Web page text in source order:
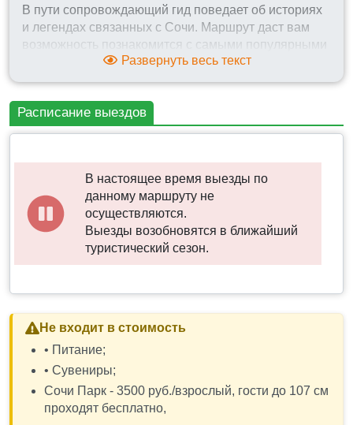
В пути сопровождающий гид поведает об историях
и легендах связанных с Сочи. Маршрут даст вам
возможность познакомится с самыми популярными
как для гостей, так и для местных жителей местами
города курорта.;
◈ Тематический парк развлечений «Сочи Парк».
Сделайте шаг навстречу сказке. Что вы видите?
пестрые фасады избушек, словно сошедших с
ярмарочных открыток? Таинственный лес, полный
диковинных существ, или оазис тишины и
спокойствия в центре шумного мегаполиса? А
может быть, перед вашими глазами – космическая
одиссея и чудо научно-технического прогресса? У
всех нас – своя сказка, но только в «Сочи Парке»
Прогулка по Олимпийскому парку даст возможность
увидеть то, как сейчас используются дворцы в
которых соревновались лучшие спортсмены мира
по фигурному катанию и шортреку, по хоккею и
керлингу, по скоростному бегу на коньках.
Современным центром притяжения гостей курорта
Развернуть весь текст
Расписание выездов
В настоящее время выезды по
данному маршруту не
осуществляются.
Выезды возобновятся в ближайший
туристический сезон.
Не входит в стоимость
• Питание;
• Сувениры;
Сочи Парк - 3500 руб./взрослый, гости до 107 см
проходят бесплатно,